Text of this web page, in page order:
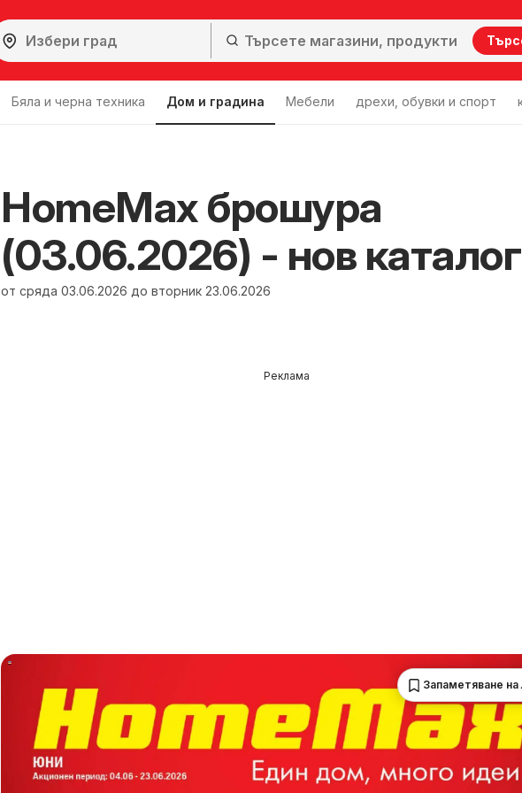
Бяла и черна техника Дом и градина Мебели дрехи, обувки и спорт
HomeMax брошура
(03.06.2026) - нов каталог
от сряда 03.06.2026 до вторник 23.06.2026
Реклама
Запаметяване на